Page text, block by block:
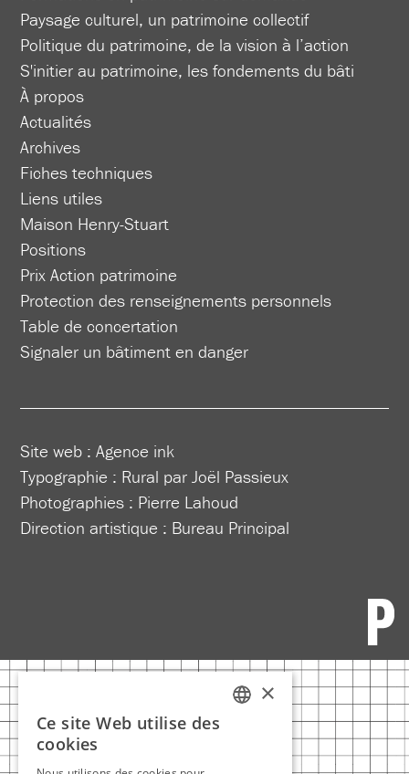
Paysage culturel, un patrimoine collectif
Politique du patrimoine, de la vision à l’action
S'initier au patrimoine, les fondements du bâti
À propos
Actualités
Archives
Fiches techniques
Liens utiles
Maison Henry-Stuart
Positions
Prix Action patrimoine
Protection des renseignements personnels
Table de concertation
Signaler un bâtiment en danger
Site web :Agence ink
Typographie : Rural par Joël Passieux
Photographies : Pierre Lahoud
Direction artistique : Bureau Principal
×
Ce site Web utilise des
cookies